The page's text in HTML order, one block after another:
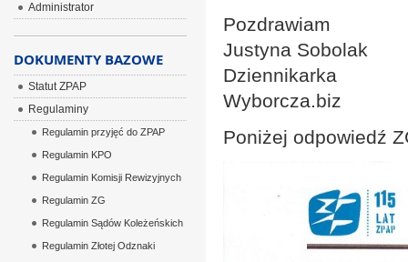
Pozdrawiam
Justyna Sobolak
Dziennikarka
Wyborcza.biz
Poniżej odpowiedź
Administrator
DOKUMENTY BAZOWE
Statut ZPAP
Regulaminy
Regulamin przyjęć do ZPAP
Regulamin KPO
Regulamin Komisji Rewizyjnych
Regulamin ZG
Regulamin Sądów Koleżeńskich
Regulamin Złotej Odznaki